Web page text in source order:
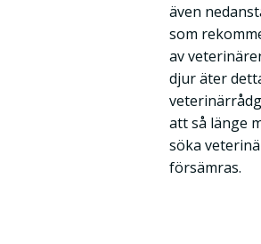
även
som
av
djur äter
att så länge
söka
försämras.